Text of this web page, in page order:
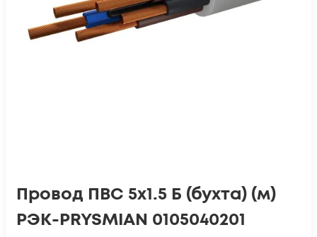
Провод ПВС 5х1.5 Б (бухта) (м)
РЭК-PRYSMIAN 0105040201